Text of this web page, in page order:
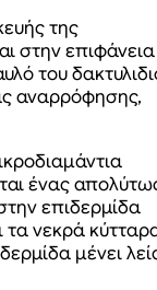
της
στην επιφάνεια
του
αναρρόφησης,
ένας
επιδερμίδα
νεκρά
μένει